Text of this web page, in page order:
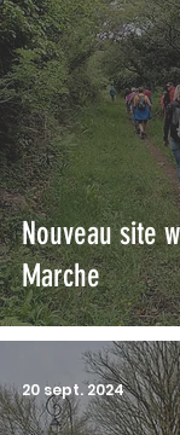
Nouveau site
Marche
20 sept. 2024